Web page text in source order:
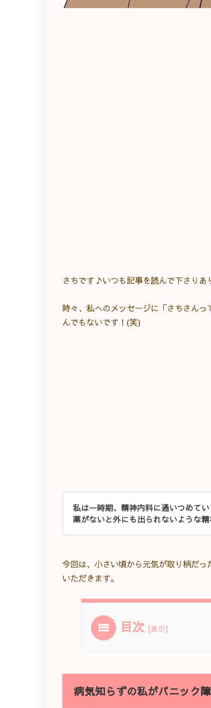
さちです♪いつも記事を読んで下さりあ
時々、私へのメッセージに「さちさん
んでもないです！(笑)
私は一時期、精神内科に通いつめてい
薬がないと外にも出られないような
今回は、小さい頃から元気が取り柄だ
いただきます。
目次 [表示]
病気知らずの私がパニック